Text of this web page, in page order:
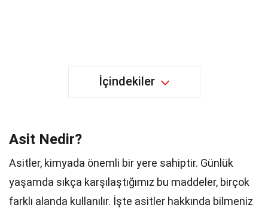
İçindekiler
Asit Nedir?
Asitler, kimyada önemli bir yere sahiptir. Günlük
yaşamda sıkça karşılaştığımız bu maddeler, birçok
farklı alanda kullanılır. İşte asitler hakkında bilmeniz